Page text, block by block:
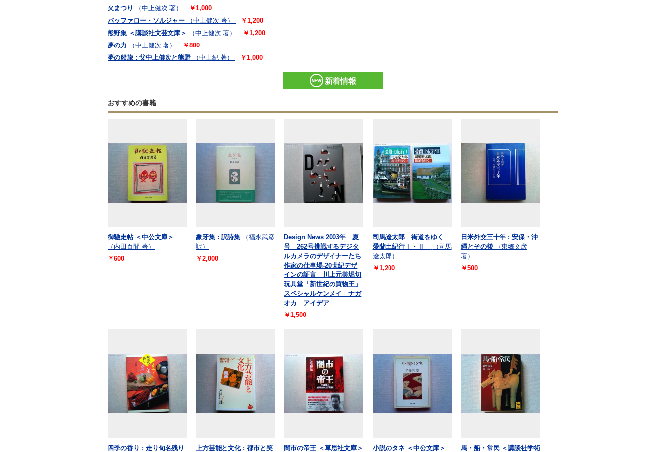
火まつり
（中上健次 著）
￥1,000
バッファロー・ソルジャー
（中上健次 著）
￥1,200
熊野集 ＜講談社文芸文庫＞
（中上健次 著）
￥1,200
夢の力
（中上健次 著）
￥800
夢の船旅 : 父中上健次と熊野
（中上紀 著） ￥1,000
新着情報
おすすめの書籍
御馳走帖 ＜中公文庫＞
（内田百間 著）
￥600
象牙集 : 訳詩集
（福永武彦
訳）
￥2,000
Design News 2003年 夏
号 262号挑戦するデジタ
ルカメラのデザイナーたち
作家の仕事場-20世紀デザ
インの証言 川上元美堀切
玩具堂「新世紀の買物王」
スペシャルケンメイ ナガ
オカ アイデア
￥1,500
司馬遼太郎 街道をゆく
愛蘭土紀行Ⅰ・Ⅱ
（司馬
遼太郎）
￥1,200
日米外交三十年 : 安保・沖
縄とその後
（東郷文彦
著）
￥500
四季の香り : 走り旬名残り 上方芸能と文化 : 都市と笑 闇市の帝王 ＜草思社文庫＞ 小説のタネ ＜中公文庫＞ 馬・船・常民 ＜講談社学術